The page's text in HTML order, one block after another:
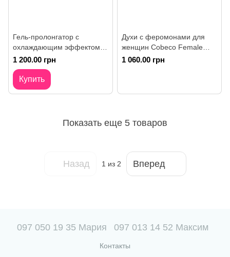
Гель-пролонгатор с
охлаждающим эффектом
CoolMann Delay Gel, 40 мл
1 200.00 грн
Купить
Духи с феромонами для
женщин Cobeco Female
Pheromones Spray, 20 мл
1 060.00 грн
Показать еще 5 товаров
Назад 1 из 2 Вперед
097 050 19 35 Мария 097 013 14 52 Максим
Контакты